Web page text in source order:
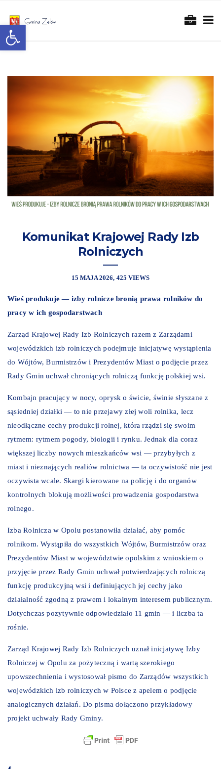
Otwórz pasek narzędzi
Komunikat Krajowej Rady Izb
Rolniczych
15 MAJA 2026 425 VIEWS
Wieś produkuje — izby rolnicze bronią prawa rolników do
pracy w ich gospodarstwach
Zarząd Krajowej Rady Izb Rolniczych razem z Zarządami
wojewódzkich izb rolniczych podejmuje inicjatywę wystąpienia
do Wójtów, Burmistrzów i Prezydentów Miast o podjęcie przez
Rady Gmin uchwał chroniących rolniczą funkcję polskiej wsi.
Kombajn pracujący w nocy, oprysk o świcie, świnie słyszane z
sąsiedniej działki — to nie przejawy złej woli rolnika, lecz
nieodłączne cechy produkcji rolnej, która rządzi się swoim
rytmem: rytmem pogody, biologii i rynku. Jednak dla coraz
większej liczby nowych mieszkańców wsi — przybyłych z
miast i nieznających realiów rolnictwa — ta oczywistość nie jest
oczywista wcale. Skargi kierowane na policję i do organów
kontrolnych blokują możliwości prowadzenia gospodarstwa
rolnego.
Izba Rolnicza w Opolu postanowiła działać, aby pomóc
rolnikom. Wystąpiła do wszystkich Wójtów, Burmistrzów oraz
Prezydentów Miast w województwie opolskim z wnioskiem o
przyjęcie przez Rady Gmin uchwał potwierdzających rolniczą
funkcję produkcyjną wsi i definiujących jej cechy jako
działalność zgodną z prawem i lokalnym interesem publicznym.
Dotychczas pozytywnie odpowiedziało 11 gmin — i liczba ta
rośnie.
Zarząd Krajowej Rady Izb Rolniczych uznał inicjatywę Izby
Rolniczej w Opolu za pożyteczną i wartą szerokiego
upowszechnienia i wystosował pismo do Zarządów wszystkich
wojewódzkich izb rolniczych w Polsce z apelem o podjęcie
analogicznych działań. Do pisma dołączono przykładowy
projekt uchwały Rady Gminy.